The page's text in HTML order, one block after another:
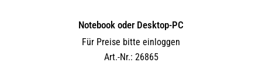
Notebook oder Desktop-PC
Für Preise bitte einloggen
Art.-Nr.: 26865